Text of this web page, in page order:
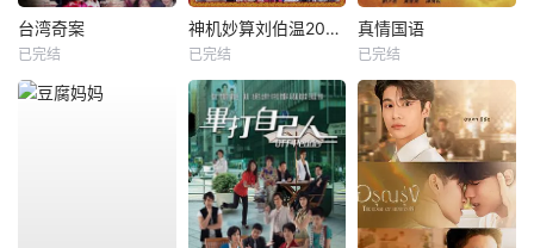
台湾奇案
已完结
神机妙算刘伯温2006
已完结
真情国语
已完结